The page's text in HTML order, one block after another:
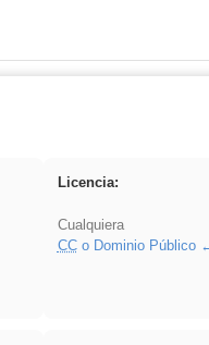
Licencia:
Cualquiera
CCo Dominio Público